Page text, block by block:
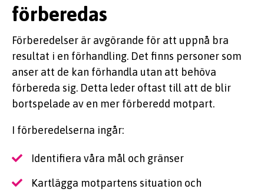
förberedas
Förberedelser är avgörande för att uppnå bra
resultat i en förhandling. Det finns personer som
anser att de kan förhandla utan att behöva
förbereda sig. Detta leder oftast till att de blir
bortspelade av en mer förberedd motpart.
I förberedelserna ingår:
Identifiera våra mål och gränser
Kartlägga motpartens situation och